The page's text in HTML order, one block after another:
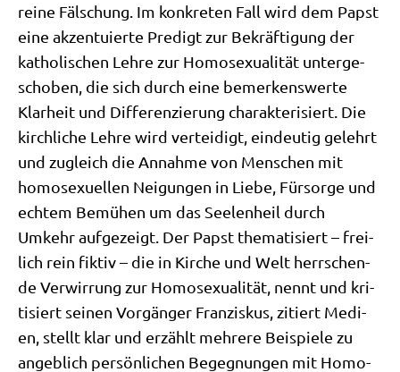
rei­ne Fäl­schung. Im kon­kre­ten Fall wird dem Papst
eine akzen­tu­ier­te Pre­digt zur Bekräf­ti­gung der
katho­li­schen Leh­re zur Homo­se­xua­li­tät unter­ge­
scho­ben, die sich durch eine bemer­kens­wer­te
Klar­heit und Dif­fe­ren­zie­rung cha­rak­te­ri­siert. Die
kirch­li­che Leh­re wird ver­tei­digt, ein­deu­tig gelehrt
und zugleich die Annah­me von Men­schen mit
homo­se­xu­el­len Nei­gun­gen in Lie­be, Für­sor­ge und
ech­tem Bemü­hen um das See­len­heil durch
Umkehr auf­ge­zeigt. Der Papst the­ma­ti­siert – frei­
lich rein fik­tiv – die in Kir­che und Welt herr­schen­
de Ver­wir­rung zur Homo­se­xua­li­tät, nennt und kri­
ti­siert sei­nen Vor­gän­ger Fran­zis­kus, zitiert Medi­
en, stellt klar und erzählt meh­re­re Bei­spie­le zu
angeb­lich per­sön­li­chen Begeg­nun­gen mit Homo­